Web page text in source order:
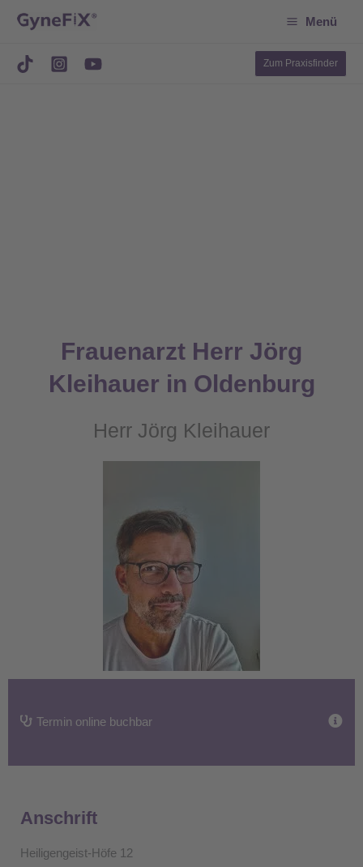
springen
Menü
Zum Praxisfinder
Frauenarzt Herr Jörg
Kleihauer in Oldenburg
Herr Jörg Kleihauer
Termin online buchbar
Anschrift
Heiligengeist-Höfe 12